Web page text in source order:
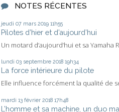
NOTES RÉCENTES
jeudi 07 mars 2019 11h55
Pilotes d’hier et d’aujourd’hui
Un motard d’aujourd’hui et sa Yamaha
lundi 03 septembre 2018 19h34
La force intérieure du pilote
Elle influence forcément la qualité de
mardi 13 février 2018 17h48
L’homme et sa machine, un duo